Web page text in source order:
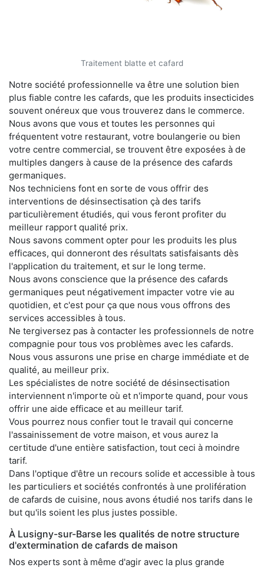
Traitement blatte et cafard
Notre société professionnelle va être une solution bien
plus fiable contre les cafards, que les produits insecticides
souvent onéreux que vous trouverez dans le commerce.
Nous avons que vous et toutes les personnes qui
fréquentent votre restaurant, votre boulangerie ou bien
votre centre commercial, se trouvent être exposées à de
multiples dangers à cause de la présence des cafards
germaniques.
Nos techniciens font en sorte de vous offrir des
interventions de désinsectisation çà des tarifs
particulièrement étudiés, qui vous feront profiter du
meilleur rapport qualité prix.
Nous savons comment opter pour les produits les plus
efficaces, qui donneront des résultats satisfaisants dès
l'application du traitement, et sur le long terme.
Nous avons conscience que la présence des cafards
germaniques peut négativement impacter votre vie au
quotidien, et c'est pour ça que nous vous offrons des
services accessibles à tous.
Ne tergiversez pas à contacter les professionnels de notre
compagnie pour tous vos problèmes avec les cafards.
Nous vous assurons une prise en charge immédiate et de
qualité, au meilleur prix.
Les spécialistes de notre société de désinsectisation
interviennent n'importe où et n'importe quand, pour vous
offrir une aide efficace et au meilleur tarif.
Vous pourrez nous confier tout le travail qui concerne
l'assainissement de votre maison, et vous aurez la
certitude d'une entière satisfaction, tout ceci à moindre
tarif.
Dans l'optique d'être un recours solide et accessible à tous
les particuliers et sociétés confrontés à une prolifération
de cafards de cuisine, nous avons étudié nos tarifs dans le
but qu'ils soient les plus justes possible.
À Lusigny-sur-Barse les qualités de notre structure
d'extermination de cafards de maison
Nos experts sont à même d'agir avec la plus grande